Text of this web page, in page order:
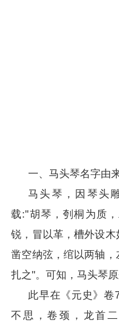
一、马头琴名字由
马头琴，因琴头
载:"胡琴，刳桐为质
锐，冒以革，槽外设木
凿空纳弦，绾以两轴
扎之"。可知，马头琴原
此早在《元史》卷
不思，卷颈，龙首